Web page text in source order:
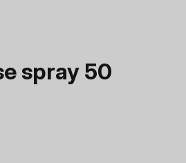
spray 50